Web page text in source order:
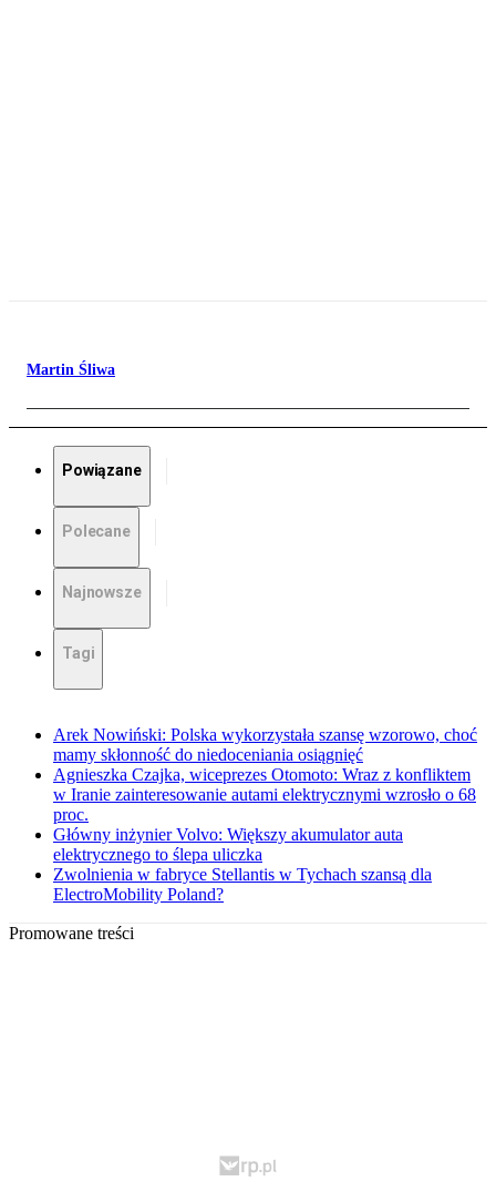
Martin Śliwa
Powiązane
Polecane
Najnowsze
Tagi
Arek Nowiński: Polska wykorzystała szansę wzorowo, choć
mamy skłonność do niedoceniania osiągnięć
Agnieszka Czajka, wiceprezes Otomoto: Wraz z konfliktem
w Iranie zainteresowanie autami elektrycznymi wzrosło o 68
proc.
Główny inżynier Volvo: Większy akumulator auta
elektrycznego to ślepa uliczka
Zwolnienia w fabryce Stellantis w Tychach szansą dla
ElectroMobility Poland?
Promowane treści